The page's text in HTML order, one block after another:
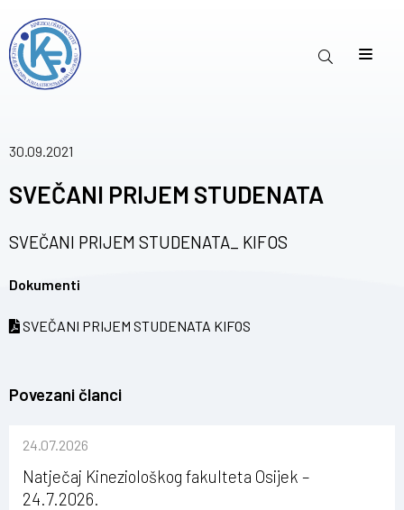
30.09.2021
SVEČANI PRIJEM STUDENATA
SVEČANI PRIJEM STUDENATA_ KIFOS
Dokumenti
SVEČANI PRIJEM STUDENATA KIFOS
Povezani članci
24.07.2026
Natječaj Kineziološkog fakulteta Osijek –
24.7.2026.